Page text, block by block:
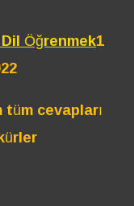
Öğrenmek1
tüm cevapları